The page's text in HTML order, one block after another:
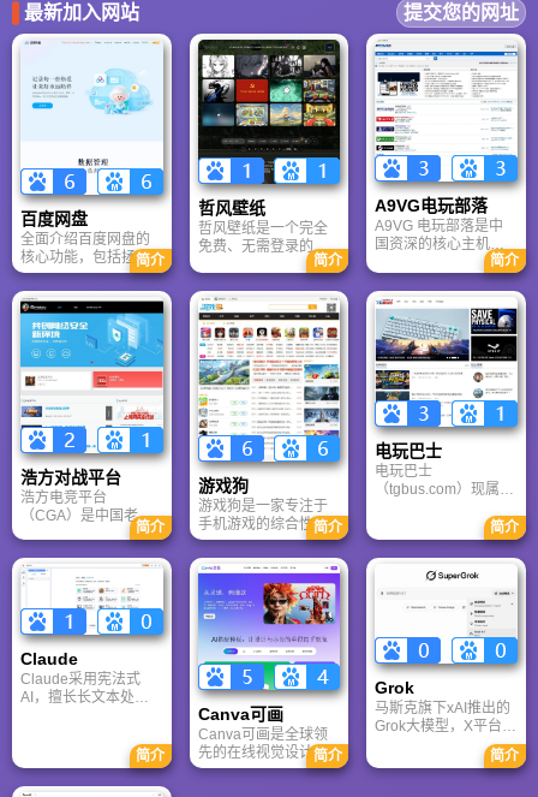
最新加入网站 提交您的网址
百度网盘
全面介绍百度网盘的
核心功能，包括拯救
手机内存、在线看视
频、AI智能做笔记与
总结长文。详细解答
数据安全性及服务器
备份机制，带你了解
GenFlow AI智能体如
何帮你高效办公与学
习。
简介
哲风壁纸
哲风壁纸是一个完全
免费、无需登录的高
清壁纸下载网站。提
供海量4K、8K超清电
脑与手机壁纸，涵盖
动漫、风景、赛博朋
克等多元风格。支持
动态壁纸与头像制
作，国内访问极速，
是美化桌面的首选平
台。
简介
A9VG电玩部落
A9VG 电玩部落是中
国资深的核心主机游
戏玩家社区。网站以
论坛为核心，提供全
面的主机游戏资讯、
攻略和资料库，覆盖
PlayStation、Xbox、
Switch 等全平台。凭
借其深厚的历史积淀
和活跃的用户群体，
A9VG 成为硬核玩家
交流心得、分享攻略
的首选平台之一。
简介
浩方对战平台
浩方电竞平台
（CGA）是中国老牌
游戏联机平台，提供
CS、War3、星际争霸
等经典游戏的稳定联
机服务。重温DOTA1
的激情岁月，找回当
年的战友。同时提供
最新CGA电竞赛事资
讯及热门页游入口，
致敬中国电竞的黄金
时代。
简介
游戏狗
游戏狗是一家专注于
手机游戏的综合性门
户网站。它致力于为
手游玩家提供最新、
最全的游戏资讯、攻
略、评测及视频等内
容，是国内较早一批
专注于移动游戏领域
的垂直媒体。
简介
电玩巴士
电玩巴士
（tgbus.com）现属于
注于解决游戏用户需
求的综合性游戏门户
网站，电玩巴士是一
个全面的综合性游戏
门户，专注于为全球
玩家提供主机、PC及
移动端游戏的全方位
资讯。
简介
Claude
Claude采用宪法式
AI，擅长长文本处理
在复杂推理、代码与
快速迭代上占优。两
者定位不同，各有千
简介
Canva可画
Canva可画是全球领
先的在线视觉设计平
台，内置AI“魔力工作
简介
Grok
马斯克旗下xAI推出的
Grok大模型，X平台实
时数据整合与多智能
体协作的核心优势。
针对其中文能力、隐
简介